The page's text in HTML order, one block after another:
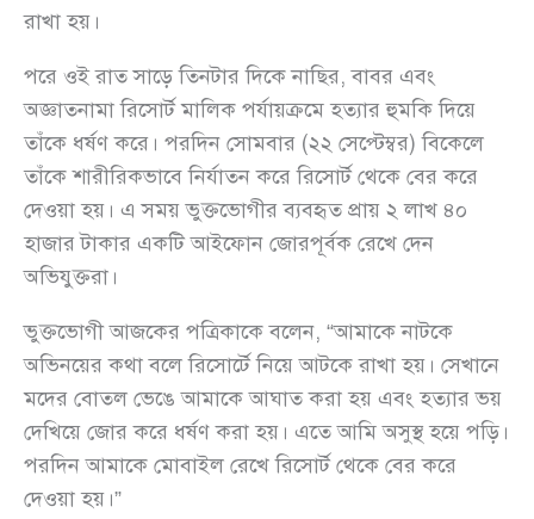
রাখা হয়।
পরে ওই রাত সাড়ে তিনটার দিকে নাছির, বাবর এবং
অজ্ঞাতনামা রিসোর্ট মালিক পর্যায়ক্রমে হত্যার হুমকি দিয়ে
তাঁকে ধর্ষণ করে। পরদিন সোমবার (২২ সেপ্টেম্বর) বিকেলে
তাঁকে শারীরিকভাবে নির্যাতন করে রিসোর্ট থেকে বের করে
দেওয়া হয়। এ সময় ভুক্তভোগীর ব্যবহৃত প্রায় ২ লাখ ৪০
হাজার টাকার একটি আইফোন জোরপূর্বক রেখে দেন
অভিযুক্তরা।
ভুক্তভোগী আজকের পত্রিকাকে বলেন, “আমাকে নাটকে
অভিনয়ের কথা বলে রিসোর্টে নিয়ে আটকে রাখা হয়। সেখানে
মদের বোতল ভেঙে আমাকে আঘাত করা হয় এবং হত্যার ভয়
দেখিয়ে জোর করে ধর্ষণ করা হয়। এতে আমি অসুস্থ হয়ে পড়ি।
পরদিন আমাকে মোবাইল রেখে রিসোর্ট থেকে বের করে
দেওয়া হয়।”